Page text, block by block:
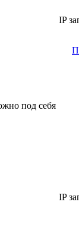
IP
под себя
IP